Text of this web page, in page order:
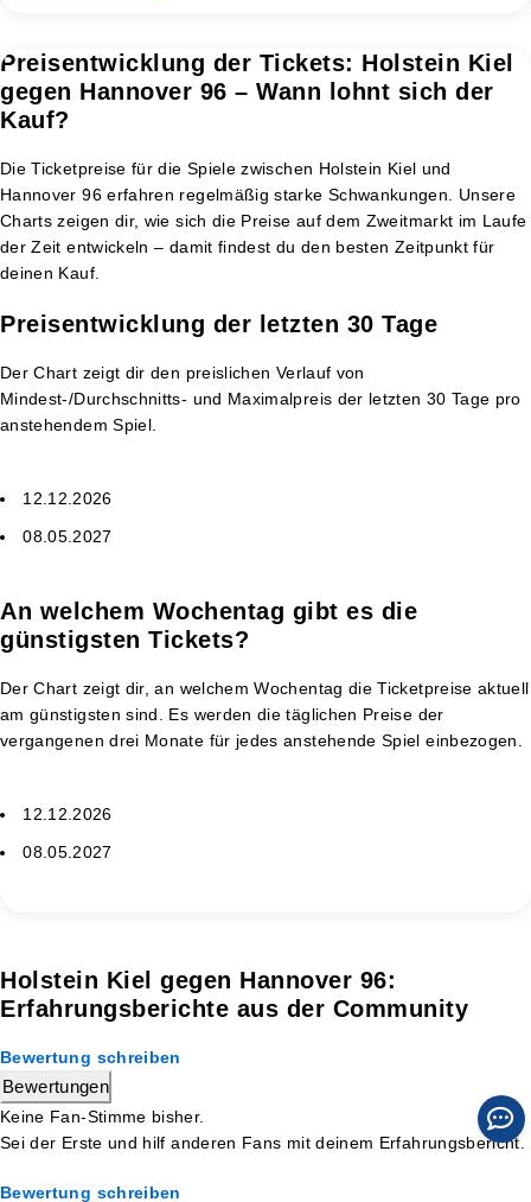
Preisentwicklung der Tickets: Holstein Kiel
gegen Hannover 96 – Wann lohnt sich der
Kauf?
Die Ticketpreise für die Spiele zwischen Holstein Kiel und
Hannover 96 erfahren regelmäßig starke Schwankungen. Unsere
Charts zeigen dir, wie sich die Preise auf dem Zweitmarkt im Laufe
der Zeit entwickeln – damit findest du den besten Zeitpunkt für
deinen Kauf.
Preisentwicklung der letzten 30 Tage
Der Chart zeigt dir den preislichen Verlauf von
Mindest-/Durchschnitts- und Maximalpreis der letzten 30 Tage pro
anstehendem Spiel.
12.12.2026
08.05.2027
An welchem Wochentag gibt es die
günstigsten Tickets?
Der Chart zeigt dir, an welchem Wochentag die Ticketpreise aktuell
am günstigsten sind. Es werden die täglichen Preise der
vergangenen drei Monate für jedes anstehende Spiel einbezogen.
12.12.2026
08.05.2027
Holstein Kiel gegen Hannover 96:
Erfahrungsberichte aus der Community
Bewertung schreiben
Bewertungen
Keine Fan-Stimme bisher.
Sei der Erste und hilf anderen Fans mit deinem Erfahrungsbericht.
Bewertung schreiben